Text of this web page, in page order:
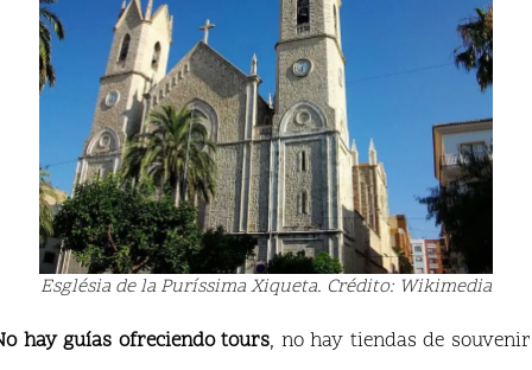
Església de la Puríssima Xiqueta. Crédito: Wikimedia
hay guías ofreciendo tours, no hay tiendas de